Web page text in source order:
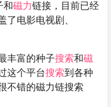
和磁力链接，目前已经
了电影电视剧、
丰富的种子搜索和磁
这个平台搜索到各种
不错的磁力链搜索